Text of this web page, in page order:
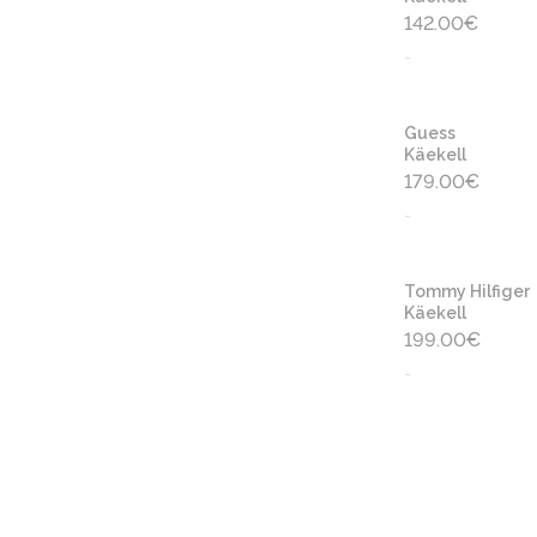
142.00€
-
Guess
Käekell
179.00€
-
Tommy Hilfiger
Käekell
199.00€
-